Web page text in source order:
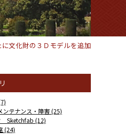
文化財の３Ｄモデルを追加
ンテナンス・障害 (25)
Sketchfab (12)
(24)